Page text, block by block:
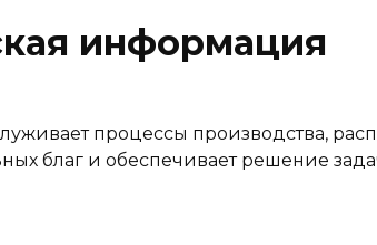
информация
процессы производства,
благ и обеспечивает решение